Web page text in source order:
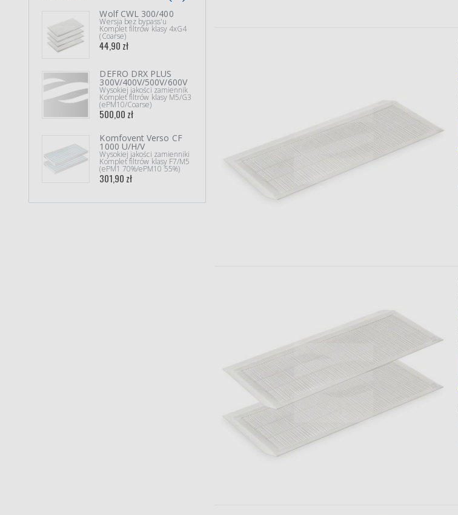
Wolf CWL 300/400
Wersja bez bypass'u
Komplet filtrów klasy 4xG4
(Coarse)
44,90 zł
DEFRO DRX PLUS
300V/400V/500V/600V
Wysokiej jakości zamiennik
Komplet filtrów klasy M5/G3
(ePM10/Coarse)
500,00 zł
Komfovent Verso CF
1000 U/H/V
Wysokiej jakości zamienniki
Komplet filtrów klasy F7/M5
(ePM1 70%/ePM10 55%)
301,90 zł
Sharp KI-TX75EU-H
Wysokiej jakości zamienniki
Filtr nawilżający
44,90 zł